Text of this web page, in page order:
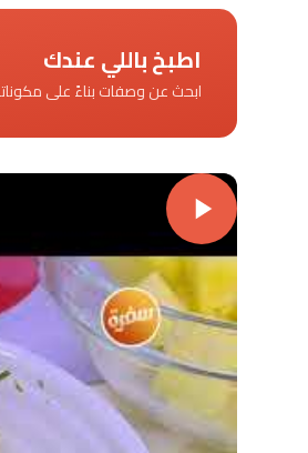
اطبخ باللي عندك
ابحث عن وصفات بناءً على